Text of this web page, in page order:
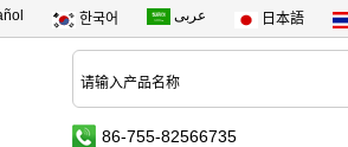
한국어 عربى 日本語
86-755-82566735